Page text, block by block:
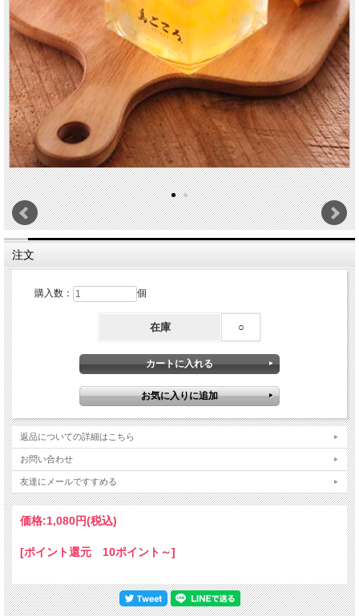
注文
購入数： 個
在庫 ○
返品についての詳細はこちら
お問い合わせ
友達にメールですすめる
価格:1,080円(税込)
[ポイント還元 10ポイント～]